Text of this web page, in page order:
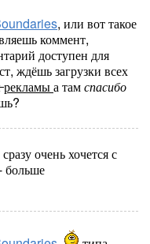
, или вот такое
коммент,
доступен для
ждёшь загрузки всех
рекламыа тамспасибо
очень хочется с
больше